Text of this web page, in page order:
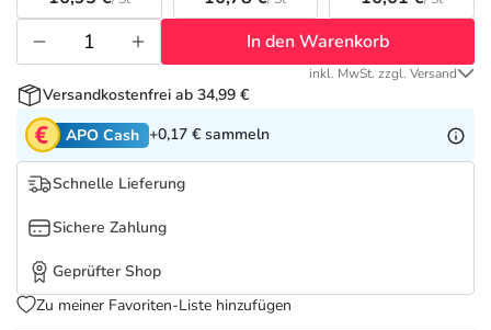
Tierapotheke
Vitamine & Mineralstoffe
Marken
Salus Deals
In den Warenkorb
inkl. MwSt. zzgl. Versand
Versandkostenfrei ab 34,99 €
APO Cash +0,17 € sammeln
Schnelle Lieferung
Sichere Zahlung
Geprüfter Shop
Zu meiner Favoriten-Liste hinzufügen